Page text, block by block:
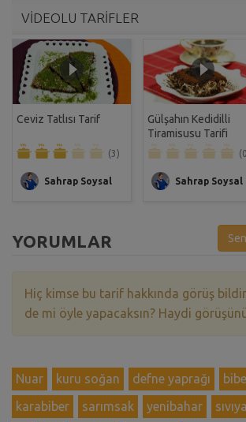
VİDEOLU TARİFLER
Ceviz Tatlısı Tarif
(3)
Sahrap Soysal
Gülşahın Kedidilli
Tiramisusu Tarifi
Sahrap Soysal
YORUMLAR
Hiç kimse bu tarif hakkında görüş
de mi öyle yapacaksın? Haydi
Nuar kuru soğan defne yaprağı
karabiber
sarımsak yenibahar